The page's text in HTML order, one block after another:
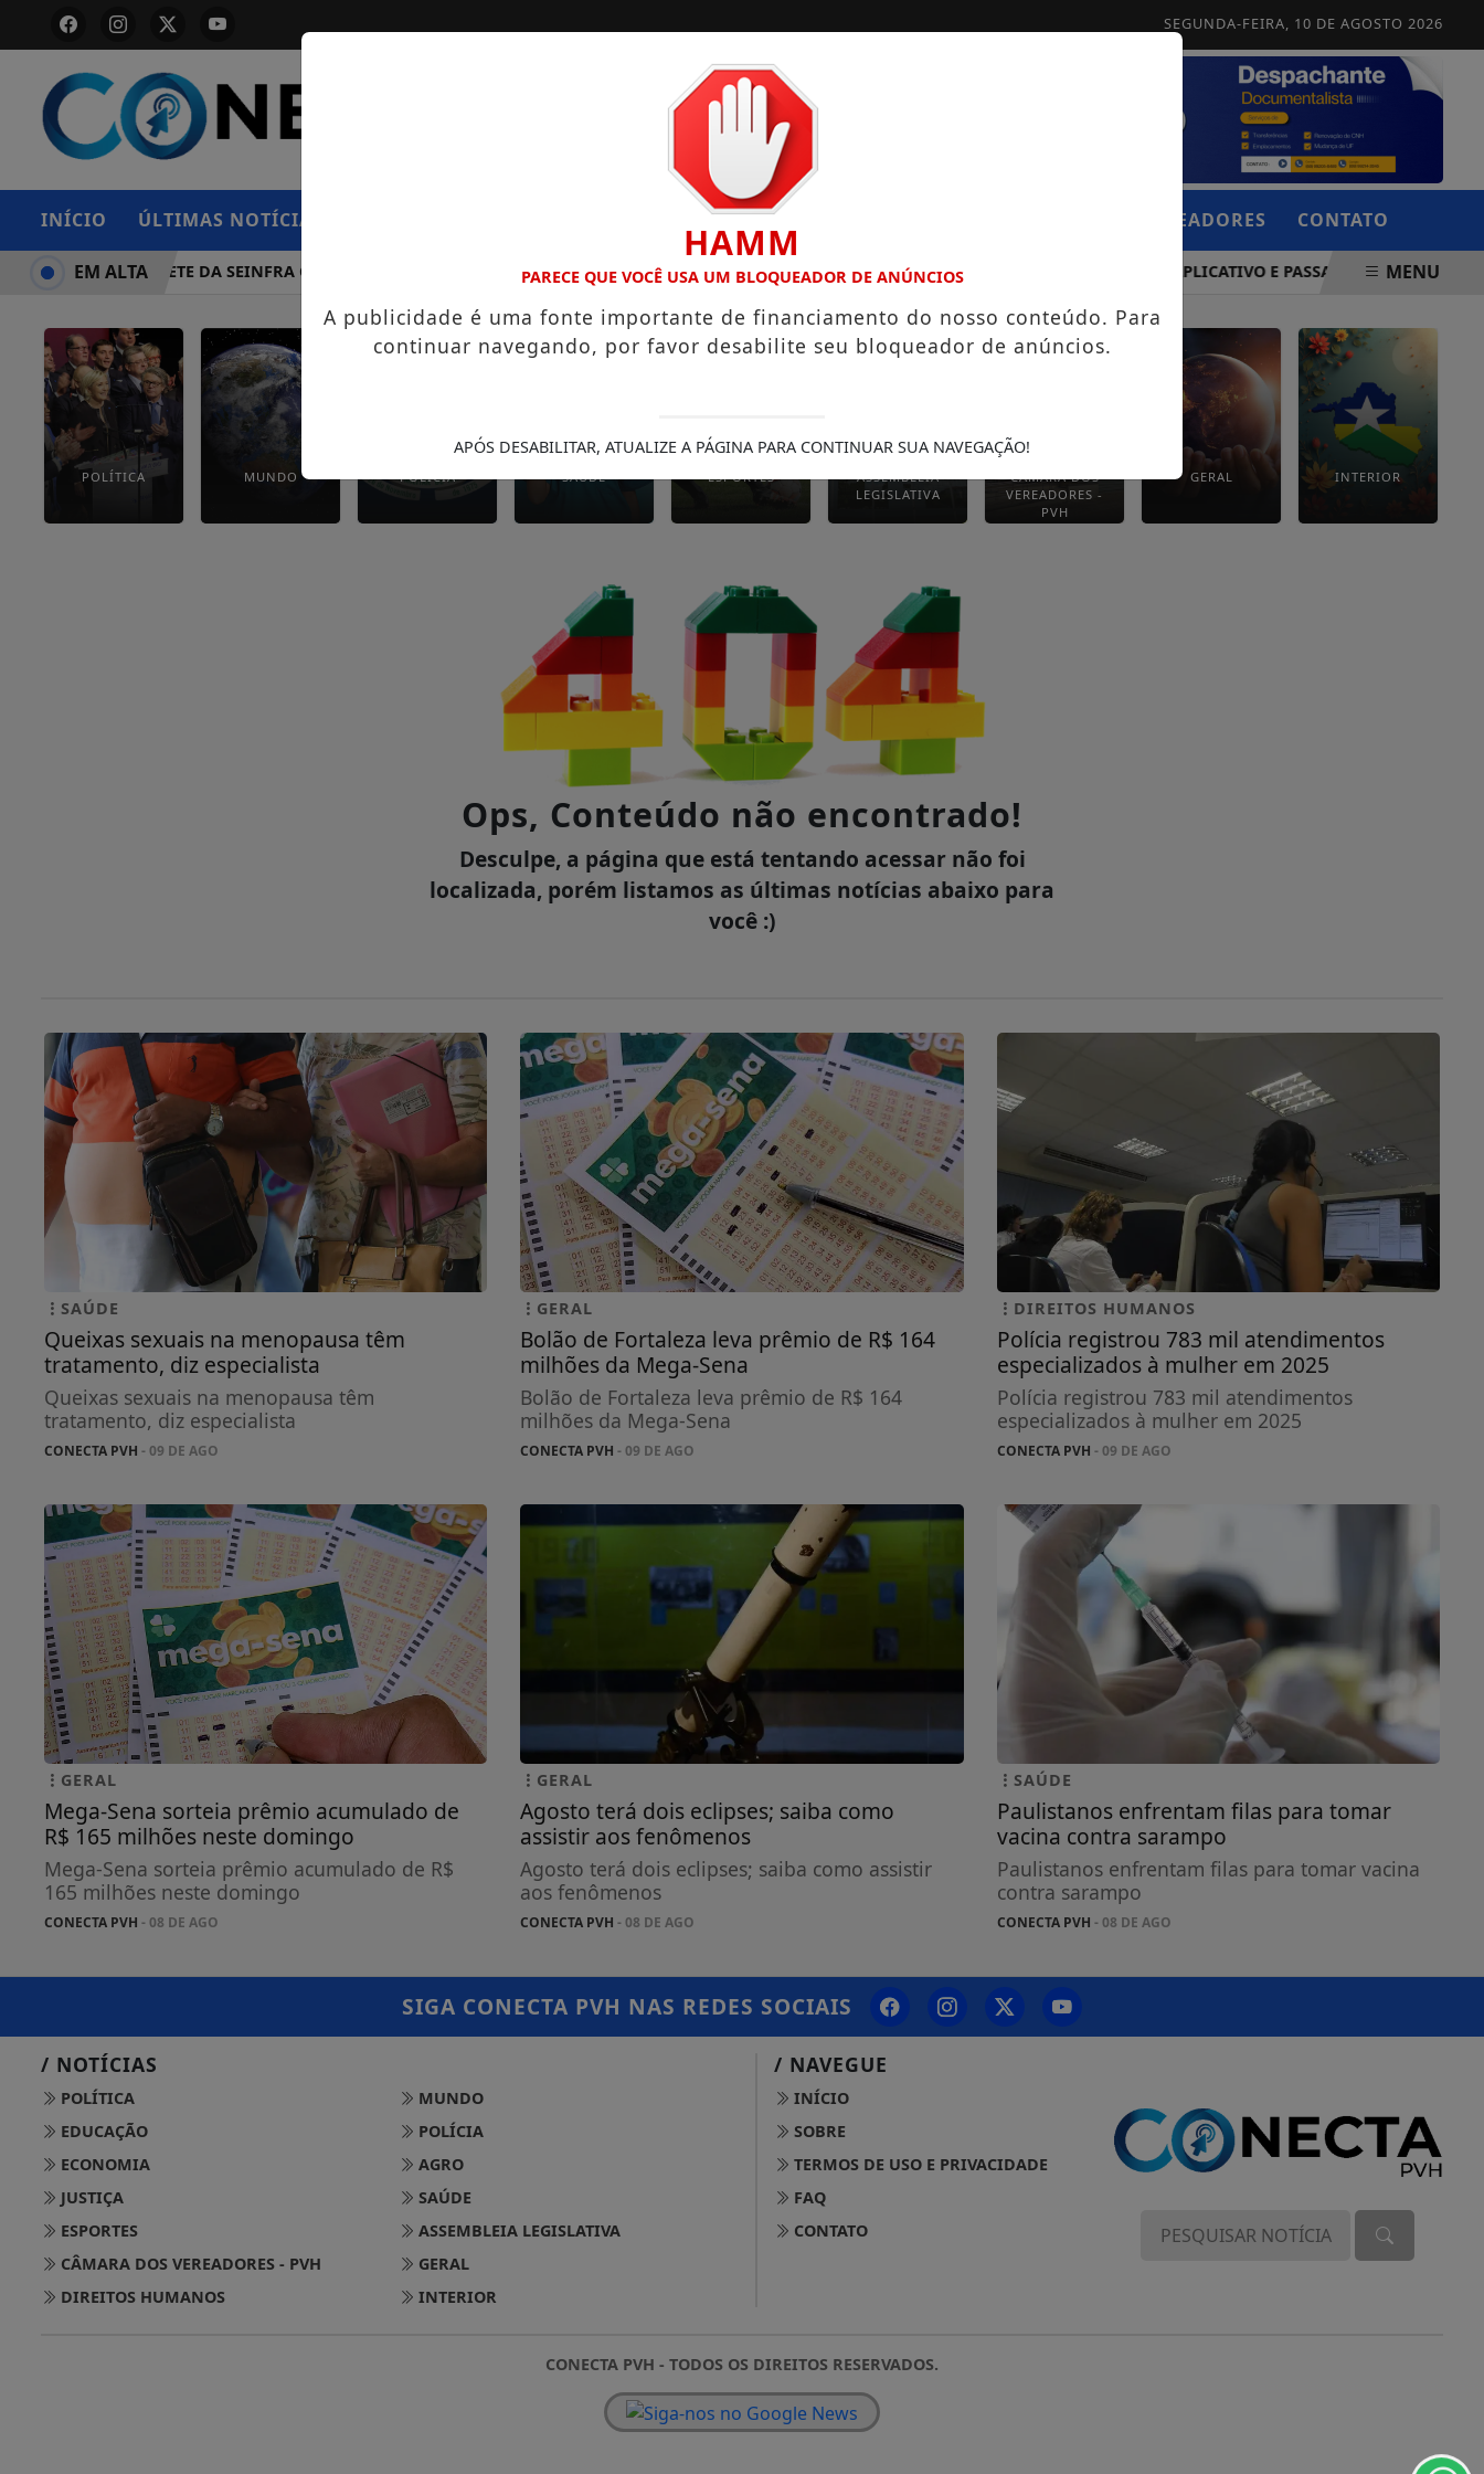
SEGUNDA-FEIRA, 10 DE AGOSTO 2026
INÍCIO ÚLTIMAS NOTÍCIAS ASSEMBLEIA LEGISLATIVA CÂMARA DOS VEREADORES CONTATO
CAMINHONETE DA SEINFRA CAPOTA NA BR-364, EM EXTREMA, E CASO LEVANTA QUESTIONAMENTOS COROLLA COLIDE COM VEÍCULO DE APLICATIVO E PASSAGEIRA FICA
EM ALTA MENU
POLÍTICA MUNDO POLÍCIA SAÚDE ESPORTES
ASSEMBLEIA
LEGISLATIVA
CÂMARA DOS
VEREADORES -
PVH
GERAL INTERIOR
Ops, Conteúdo não encontrado!
Desculpe, a página que está tentando acessar não foi
localizada, porém listamos as últimas notícias abaixo para
você :)
SAÚDE
Queixas sexuais na menopausa têm
tratamento, diz especialista
Queixas sexuais na menopausa têm
tratamento, diz especialista
CONECTA PVH - 09 DE AGO
GERAL
Bolão de Fortaleza leva prêmio de R$ 164
milhões da Mega-Sena
Bolão de Fortaleza leva prêmio de R$ 164
milhões da Mega-Sena
CONECTA PVH - 09 DE AGO
DIREITOS HUMANOS
Polícia registrou 783 mil atendimentos
especializados à mulher em 2025
Polícia registrou 783 mil atendimentos
especializados à mulher em 2025
CONECTA PVH - 09 DE AGO
GERAL
Mega-Sena sorteia prêmio acumulado de
R$ 165 milhões neste domingo
Mega-Sena sorteia prêmio acumulado de R$
165 milhões neste domingo
CONECTA PVH - 08 DE AGO
GERAL
Agosto terá dois eclipses; saiba como
assistir aos fenômenos
Agosto terá dois eclipses; saiba como assistir
aos fenômenos
CONECTA PVH - 08 DE AGO
SAÚDE
Paulistanos enfrentam filas para tomar
vacina contra sarampo
Paulistanos enfrentam filas para tomar vacina
contra sarampo
CONECTA PVH - 08 DE AGO
SIGA CONECTA PVH NAS REDES SOCIAIS
/ NOTÍCIAS
POLÍTICA
MUNDO
EDUCAÇÃO
POLÍCIA
ECONOMIA
AGRO
JUSTIÇA
SAÚDE
ESPORTES
ASSEMBLEIA LEGISLATIVA
CÂMARA DOS VEREADORES - PVH
GERAL
DIREITOS HUMANOS
INTERIOR
/ NAVEGUE
INÍCIO
SOBRE
TERMOS DE USO E PRIVACIDADE
FAQ
CONTATO
CONECTA PVH - TODOS OS DIREITOS RESERVADOS.
HAMM
PARECE QUE VOCÊ USA UM BLOQUEADOR DE ANÚNCIOS
A publicidade é uma fonte importante de financiamento do nosso conteúdo. Para
continuar navegando, por favor desabilite seu bloqueador de anúncios.
APÓS DESABILITAR, ATUALIZE A PÁGINA PARA CONTINUAR SUA NAVEGAÇÃO!